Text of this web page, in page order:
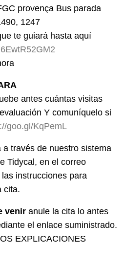
provença Bus parada
1247
te guiará hasta aquí
antes cuántas visitas
Y comuníquelo si
goo.gl/KqPemL
través de nuestro sistema
Tidycal, en el correo
instrucciones para
cita.
venir anule la cita lo antes
el enlace suministrado.
EXPLICACIONES